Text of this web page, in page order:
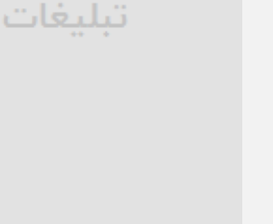
ترجیح عقلانیت ایرانی بر دیدگاه‌های آخرالزمانی